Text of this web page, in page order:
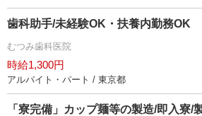
歯科助手/未経験OK・扶養内勤務OK
むつみ歯科医院
時給1,300円
アルバイト・パート / 東京都
「寮完備」カップ麺等の製造/即入寮/